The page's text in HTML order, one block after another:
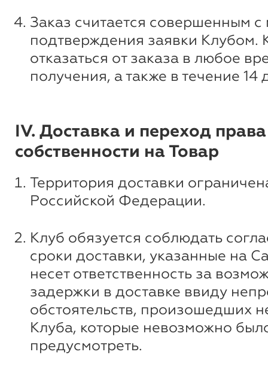
Заказ считается совершенным с
подтверждения заявки Клубом.
отказаться от заказа в любое
получения, а также в течение 14
IV. Доставка и переход права
собственности на Товар
Территория доставки
Российской Федерации.
Клуб обязуется соблюдать
сроки доставки, указанные на
несет ответственность за
задержки в доставке ввиду
обстоятельств, произошедших
Клуба, которые невозможно
предусмотреть.